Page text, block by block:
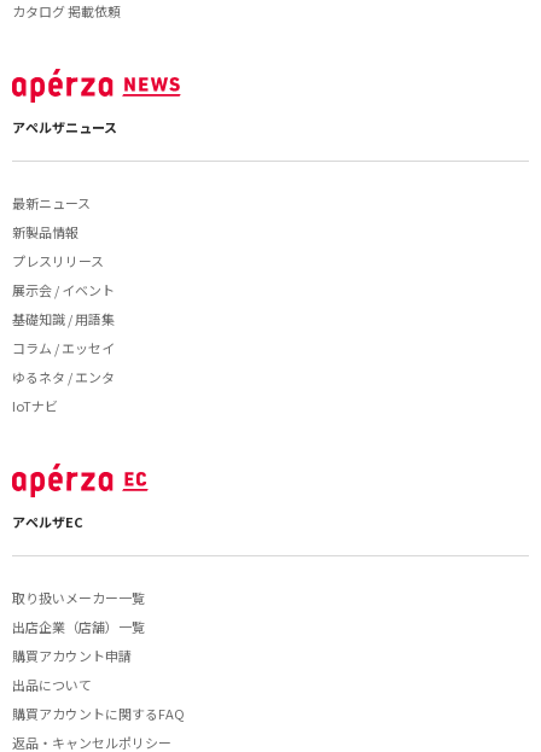
カタログ 掲載依頼
アペルザニュース
最新ニュース
新製品情報
プレスリリース
展示会 / イベント
基礎知識 / 用語集
コラム / エッセイ
ゆるネタ / エンタ
IoTナビ
アペルザEC
取り扱いメーカー一覧
出店企業（店舗）一覧
購買アカウント申請
出品について
購買アカウントに関するFAQ
返品・キャンセルポリシー